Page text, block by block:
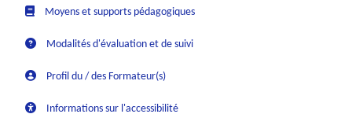
Moyens et supports pédagogiques
Modalités d'évaluation et de suivi
Profil du / des Formateur(s)
Informations sur l'accessibilité